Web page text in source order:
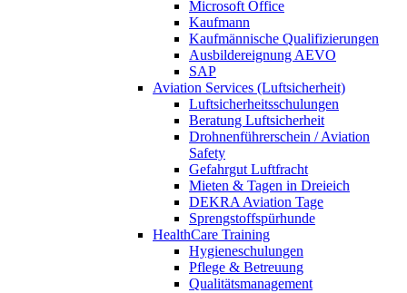
Microsoft Office
Kaufmann
Kaufmännische Qualifizierungen
Ausbildereignung AEVO
SAP
Aviation Services (Luftsicherheit)
Luftsicherheitsschulungen
Beratung Luftsicherheit
Drohnenführerschein / Aviation
Safety
Gefahrgut Luftfracht
Mieten & Tagen in Dreieich
DEKRA Aviation Tage
Sprengstoffspürhunde
HealthCare Training
Hygieneschulungen
Pflege & Betreuung
Qualitätsmanagement